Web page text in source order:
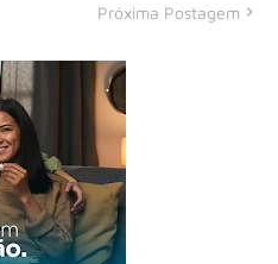
Próxima Postagem